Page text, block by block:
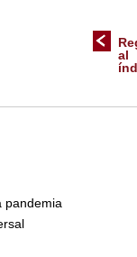
al
pandemia